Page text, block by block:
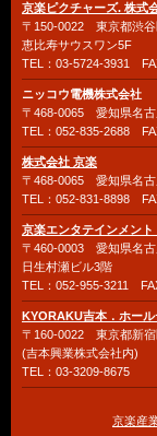
京楽ピクチャーズ. 株式
〒150-0022 東京都渋谷
恵比寿サウスワン5F
TEL：03-5724-3931
ニッコウ電機株式会社
〒468-0065 愛知県名古
TEL：052-835-2688
株式会社 京楽
〒468-0065 愛知県名古
TEL：052-831-8898
京楽エンタテインメン
〒460-0003 愛知県名古
日生村瀬ビル3階
TEL：052-955-3211
KYORAKU吉本．ホー
〒160-0022 東京都新宿
(吉本興業株式会社内)
TEL：03-3209-8675
京楽産